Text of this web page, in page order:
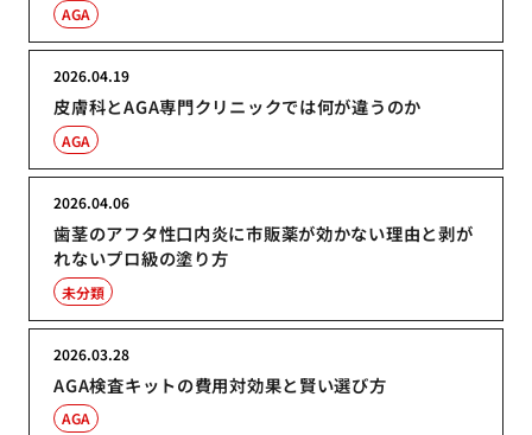
AGA
皮膚科とAGA専門クリニックでは何が違うのか
2026.04.19
AGA
歯茎のアフタ性口内炎に市販薬が効かない理由と剥が
れないプロ級の塗り方
2026.04.06
未分類
AGA検査キットの費用対効果と賢い選び方
2026.03.28
AGA